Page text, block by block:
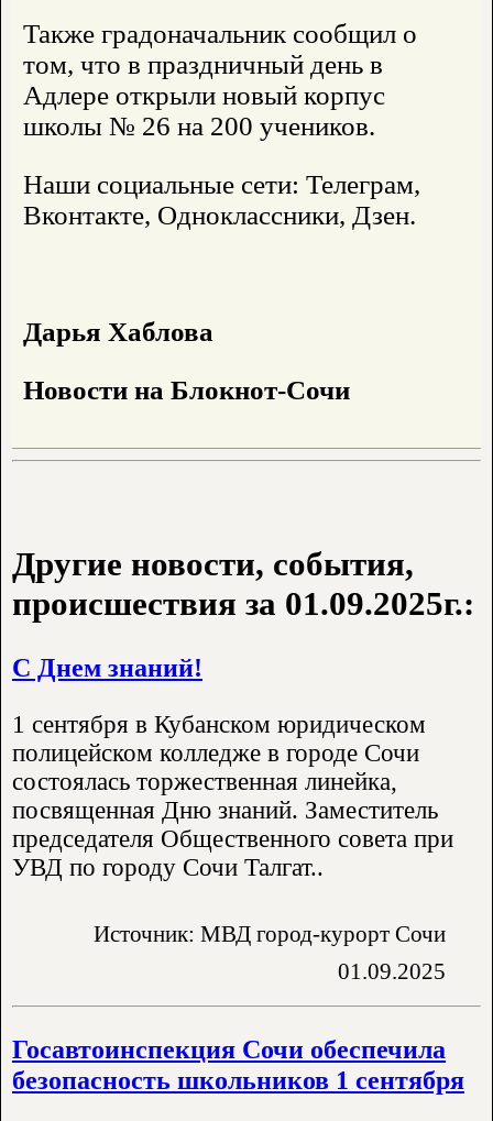
Также градоначальник сообщил о
том, что в праздничный день в
Адлере открыли новый корпус
школы № 26 на 200 учеников.
Наши социальные сети: Телеграм,
Вконтакте, Одноклассники, Дзен.
Дарья Хаблова
Новости на Блoкнoт-Сочи
Другие новости, события,
происшествия за 01.09.2025г.:
С Днем знаний!
1 сентября в Кубанском юридическом
полицейском колледже в городе Сочи
состоялась торжественная линейка,
посвященная Дню знаний. Заместитель
председателя Общественного совета при
УВД по городу Сочи Талгат..
Источник: МВД город-курорт Сочи
01.09.2025
Госавтоинспекция Сочи обеспечила
безопасность школьников 1 сентября